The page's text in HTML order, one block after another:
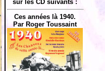
sur les CD suivants :
Ces années là 1940.
Par Roger Toussaint